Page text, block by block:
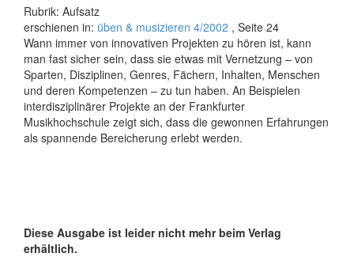
Rubrik: Aufsatz
erschienen in: üben & musizieren 4/2002 , Seite 24
Wann immer von innovativen Projekten zu hören ist, kann
man fast sicher sein, dass sie etwas mit Vernetzung – von
Sparten, Disziplinen, Genres, Fächern, Inhalten, Menschen
und deren Kompetenzen – zu tun haben. An Beispielen
interdisziplinärer Projekte an der Frankfurter
Musikhochschule zeigt sich, dass die gewonnen Erfahrungen
als spannende Bereicherung erlebt werden.
Diese Ausgabe ist leider nicht mehr beim Verlag
erhältlich.